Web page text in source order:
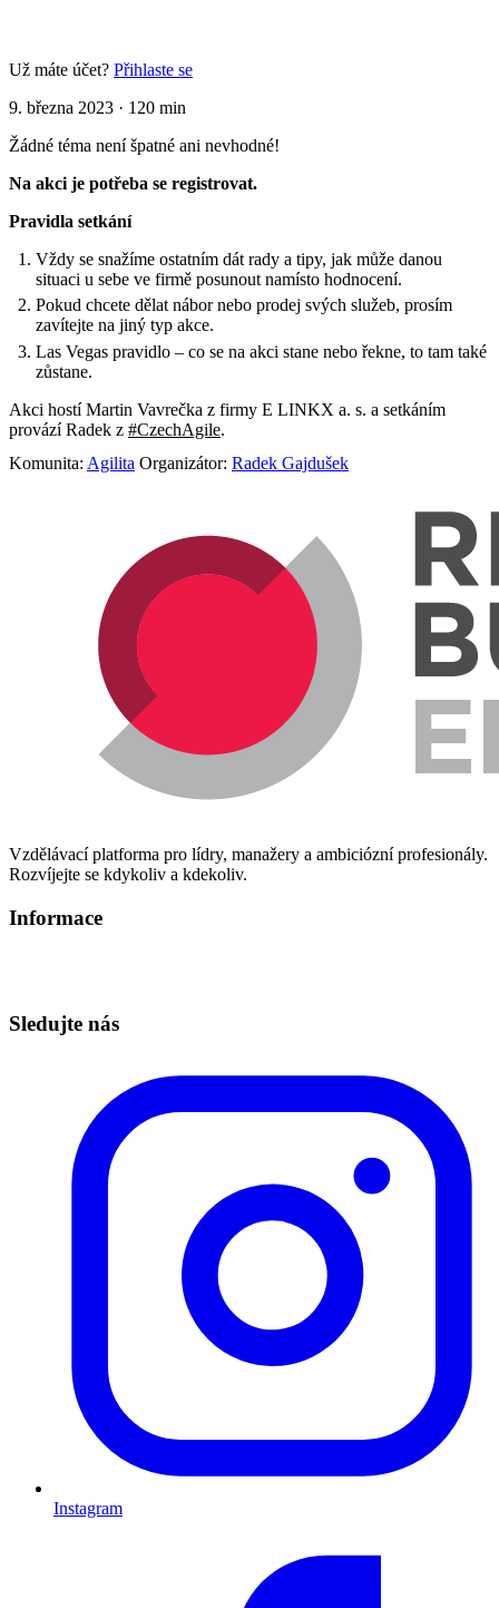
Už máte účet? Přihlaste se
9. března 2023 · 120 min
Žádné téma není špatné ani nevhodné!
Na akci je potřeba se registrovat.
Pravidla setkání
Vždy se snažíme ostatním dát rady a tipy, jak může danou
situaci u sebe ve firmě posunout namísto hodnocení.
Pokud chcete dělat nábor nebo prodej svých služeb, prosím
zavítejte na jiný typ akce.
Las Vegas pravidlo – co se na akci stane nebo řekne, to tam také
zůstane.
Akci hostí Martin Vavrečka z firmy E LINKX a. s. a setkáním
provází Radek z #CzechAgile.
Komunita: Agilita Organizátor: Radek Gajdušek
Vzdělávací platforma pro lídry, manažery a ambiciózní profesionály.
Rozvíjejte se kdykoliv a kdekoliv.
Informace
Sledujte nás
Instagram